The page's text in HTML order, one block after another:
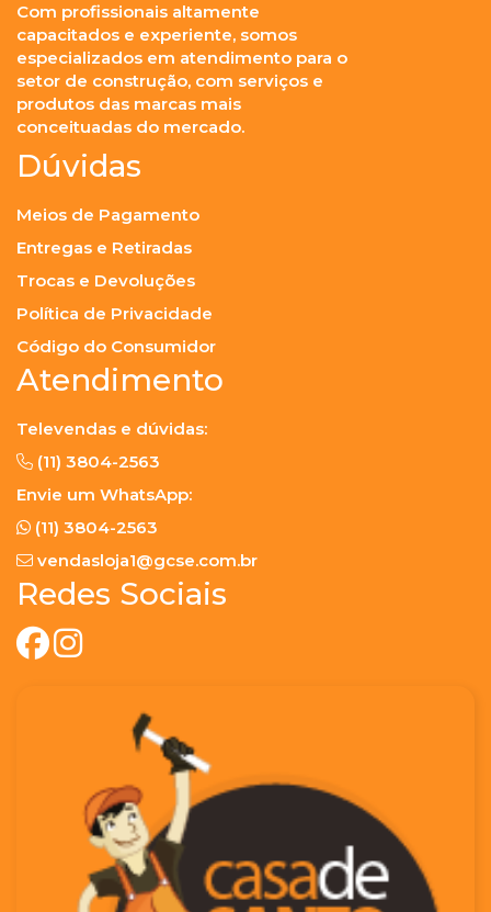
Com profissionais altamente
capacitados e experiente, somos
especializados em atendimento para o
setor de construção, com serviços e
produtos das marcas mais
conceituadas do mercado.
Dúvidas
Meios de Pagamento
Entregas e Retiradas
Trocas e Devoluções
Política de Privacidade
Código do Consumidor
Atendimento
Televendas e dúvidas:
(11) 3804-2563
Envie um WhatsApp:
(11) 3804-2563
vendasloja1@gcse.com.br
Redes Sociais